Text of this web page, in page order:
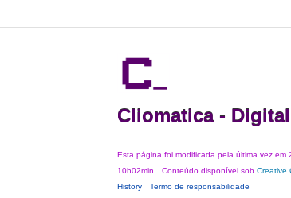
Cliomatica -
Esta página foi modificada pela última vez em
10h02min
Conteúdo disponível sobCreative
History
Termo de responsabilidade